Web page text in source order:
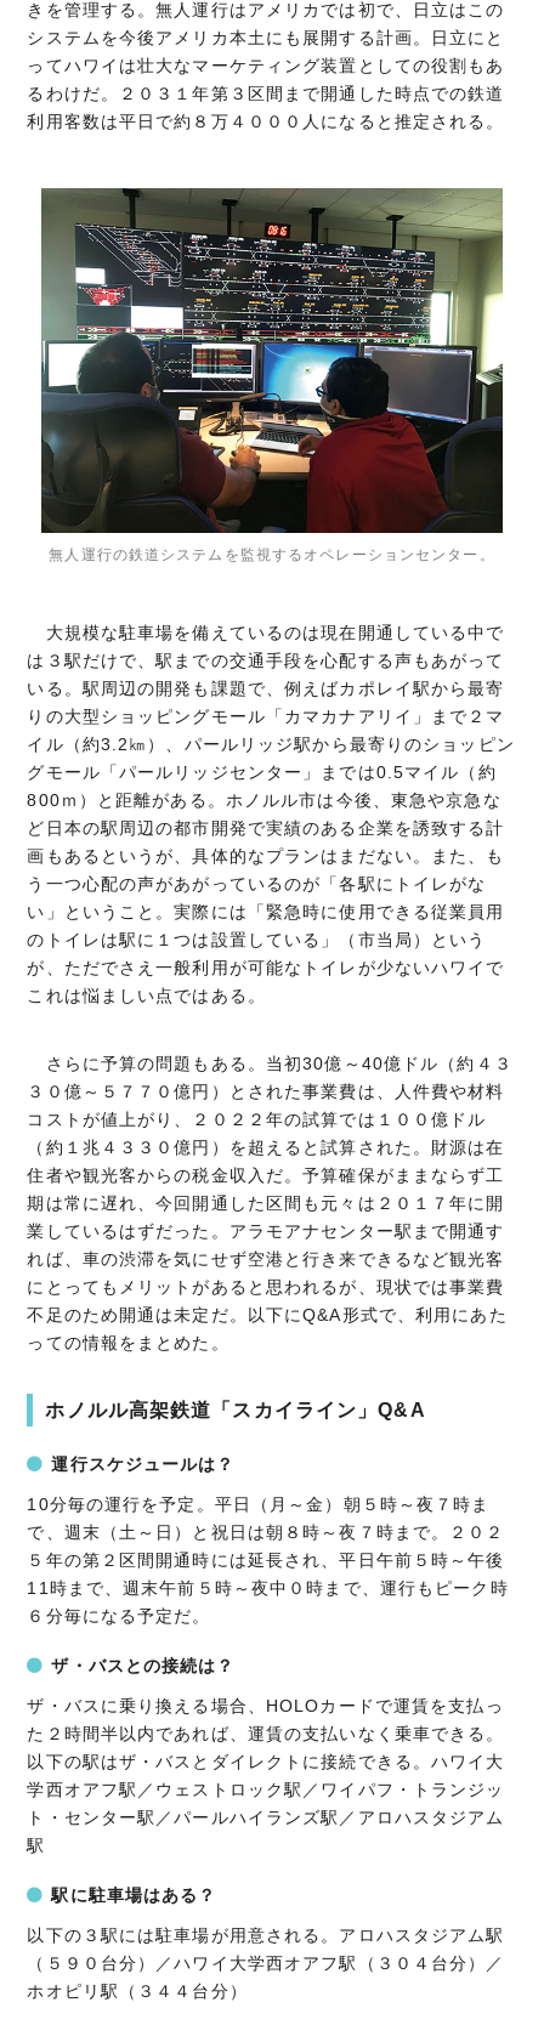
きを管理する。無人運行はアメリカでは初で、日立はこの
システムを今後アメリカ本土にも展開する計画。日立にと
ってハワイは壮大なマーケティング装置としての役割もあ
るわけだ。２０３１年第３区間まで開通した時点での鉄道
利用客数は平日で約８万４０００人になると推定される。
無人運行の鉄道システムを監視するオペレーションセンター。
大規模な駐車場を備えているのは現在開通している中で
は３駅だけで、駅までの交通手段を心配する声もあがって
いる。駅周辺の開発も課題で、例えばカポレイ駅から最寄
りの大型ショッピングモール「カマカナアリイ」まで２マ
イル（約3.2㎞）、パールリッジ駅から最寄りのショッピン
グモール「パールリッジセンター」までは0.5マイル（約
800ｍ）と距離がある。ホノルル市は今後、東急や京急な
ど日本の駅周辺の都市開発で実績のある企業を誘致する計
画もあるというが、具体的なプランはまだない。また、も
う一つ心配の声があがっているのが「各駅にトイレがな
い」ということ。実際には「緊急時に使用できる従業員用
のトイレは駅に１つは設置している」（市当局）という
が、ただでさえ一般利用が可能なトイレが少ないハワイで
これは悩ましい点ではある。
さらに予算の問題もある。当初30億～40億ドル（約４３
３０億～５７７０億円）とされた事業費は、人件費や材料
コストが値上がり、２０２２年の試算では１００億ドル
（約１兆４３３０億円）を超えると試算された。財源は在
住者や観光客からの税金収入だ。予算確保がままならず工
期は常に遅れ、今回開通した区間も元々は２０１７年に開
業しているはずだった。アラモアナセンター駅まで開通す
れば、車の渋滞を気にせず空港と行き来できるなど観光客
にとってもメリットがあると思われるが、現状では事業費
不足のため開通は未定だ。以下にQ&A形式で、利用にあた
っての情報をまとめた。
ホノルル高架鉄道「スカイライン」Q&A
運行スケジュールは？
10分毎の運行を予定。平日（月～金）朝５時～夜７時ま
で、週末（土～日）と祝日は朝８時～夜７時まで。２０２
５年の第２区間開通時には延長され、平日午前５時～午後
11時まで、週末午前５時～夜中０時まで、運行もピーク時
６分毎になる予定だ。
ザ・バスとの接続は？
ザ・バスに乗り換える場合、HOLOカードで運賃を支払っ
た２時間半以内であれば、運賃の支払いなく乗車できる。
以下の駅はザ・バスとダイレクトに接続できる。ハワイ大
学西オアフ駅／ウェストロック駅／ワイパフ・トランジッ
ト・センター駅／パールハイランズ駅／アロハスタジアム
駅
駅に駐車場はある？
以下の３駅には駐車場が用意される。アロハスタジアム駅
（５９０台分）／ハワイ大学西オアフ駅（３０４台分）／
ホオピリ駅（３４４台分）